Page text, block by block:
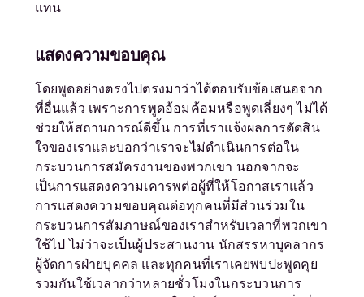
แทน
แสดงความขอบคุณ
โดยพูดอย่างตรงไปตรงมาว่าได้ตอบรับข้อเสนอจาก
ที่อื่นแล้ว เพราะการพูดอ้อมค้อมหรือพูดเลี่ยงๆ ไม่ได้
ช่วยให้สถานการณ์ดีขึ้น การที่เราแจ้งผลการตัดสิน
ใจของเราและบอกว่าเราจะไม่ดำเนินการต่อใน
กระบวนการสมัครงานของพวกเขา นอกจากจะ
เป็นการแสดงความเคารพต่อผู้ที่ให้โอกาสเราแล้ว
การแสดงความขอบคุณต่อทุกคนที่มีส่วนร่วมใน
กระบวนการสัมภาษณ์ของเราสำหรับเวลาที่พวกเขา
ใช้ไป ไม่ว่าจะเป็นผู้ประสานงาน นักสรรหาบุคลากร
ผู้จัดการฝ่ายบุคคล และทุกคนที่เราเคยพบปะพูดคุย
รวมกันใช้เวลากว่าหลายชั่วโมงในกระบวนการ